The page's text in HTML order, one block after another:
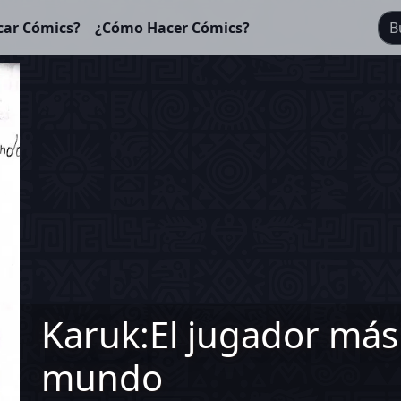
Cómics? ¿Cómo Hacer Cómics?
Karuk:El jugador
mundo